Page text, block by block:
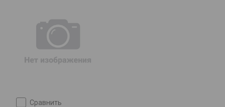
сравнить